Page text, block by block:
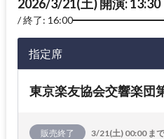
2026/3/21(土) 開演: 13:30
終了: 16:00
指定席
東京楽友協会交響楽団
販売終了 3/21(土) 00:00 ま